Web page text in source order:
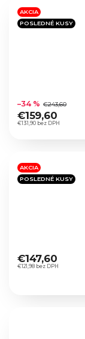
hviezdičiek.
AKCIA
POSLEDNÉ KUSY
hodnotenie
produktu
je
hviezdičiek.
€131,90 bez DPH
–34 % €243,60
€159,60
AKCIA
POSLEDNÉ KUSY
hodnotenie
produktu
€121,98 bez DPH
€147,60